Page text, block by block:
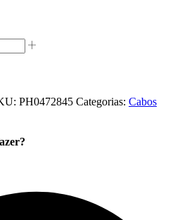
PH0472845 Categorias: Cabos